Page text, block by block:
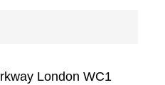
London WC1